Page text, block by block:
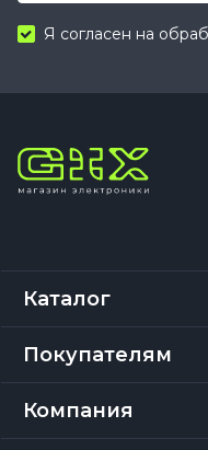
Я согласен на
Каталог
Покупателям
Компания